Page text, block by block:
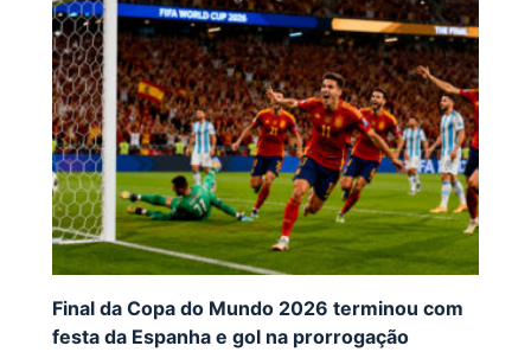
Final da Copa do Mundo 2026 terminou com
festa da Espanha e gol na prorrogação